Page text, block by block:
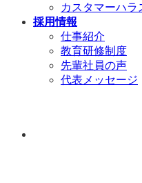
カスタマーハ
採用情報
仕事紹介
教育研修制度
先輩社員の声
代表メッセージ